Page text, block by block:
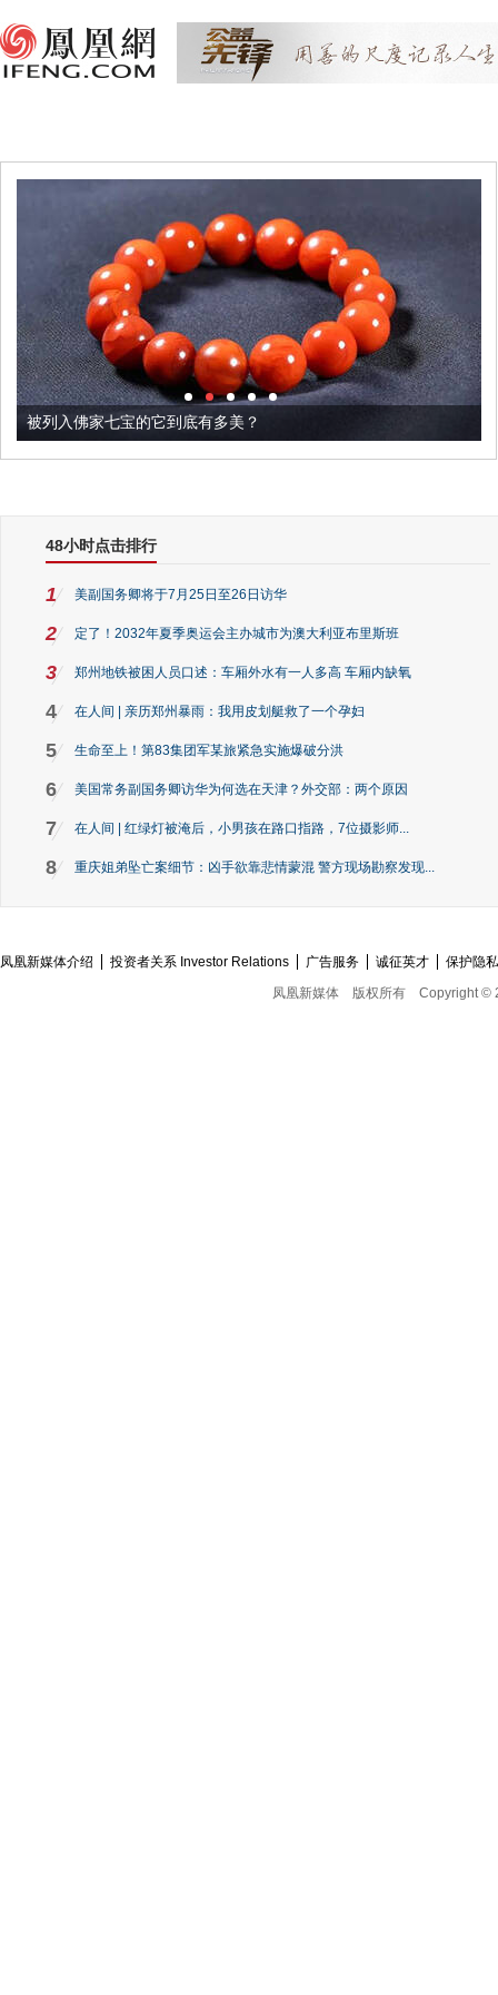
被列入佛家七宝的它到底有多美？
48小时点击排行
1 美副国务卿将于7月25日至26日访华
2 定了！2032年夏季奥运会主办城市为澳大利亚布里斯班
3 郑州地铁被困人员口述：车厢外水有一人多高 车厢内缺氧
4 在人间 | 亲历郑州暴雨：我用皮划艇救了一个孕妇
5 生命至上！第83集团军某旅紧急实施爆破分洪
6 美国常务副国务卿访华为何选在天津？外交部：两个原因
7 在人间 | 红绿灯被淹后，小男孩在路口指路，7位摄影师...
8 重庆姐弟坠亡案细节：凶手欲靠悲情蒙混 警方现场勘察发现...
凤凰新媒体介绍 投资者关系 Investor Relations 广告服务 诚征英才
保护隐
凤凰新媒体
版权所有 Copyright ©